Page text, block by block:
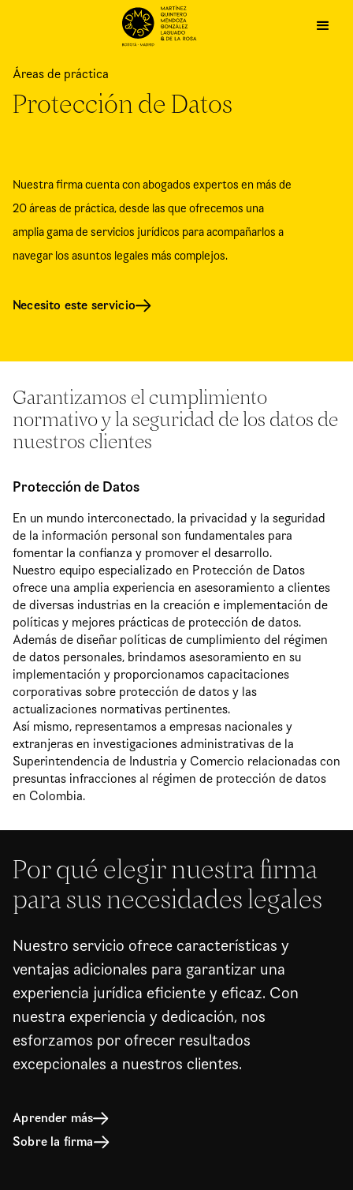
Áreas de práctica
Protección de Datos
Nuestra firma cuenta con abogados expertos en más de
20 áreas de práctica, desde las que ofrecemos una
amplia gama de servicios jurídicos para acompañarlos a
navegar los asuntos legales más complejos.
Necesito este servicio
Garantizamos el cumplimiento
normativo y la seguridad de los datos de
nuestros clientes
Protección de Datos
En un mundo interconectado, la privacidad y la seguridad
de la información personal son fundamentales para
fomentar la confianza y promover el desarrollo.
Nuestro equipo especializado en Protección de Datos
ofrece una amplia experiencia en asesoramiento a clientes
de diversas industrias en la creación e implementación de
políticas y mejores prácticas de protección de datos.
Además de diseñar políticas de cumplimiento del régimen
de datos personales, brindamos asesoramiento en su
implementación y proporcionamos capacitaciones
corporativas sobre protección de datos y las
actualizaciones normativas pertinentes.
Así mismo, representamos a empresas nacionales y
extranjeras en investigaciones administrativas de la
Superintendencia de Industria y Comercio relacionadas con
presuntas infracciones al régimen de protección de datos
en Colombia.
Por qué elegir nuestra firma
para sus necesidades legales
Nuestro servicio ofrece características y
ventajas adicionales para garantizar una
experiencia jurídica eficiente y eficaz. Con
nuestra experiencia y dedicación, nos
esforzamos por ofrecer resultados
excepcionales a nuestros clientes.
Aprender más
Sobre la firma